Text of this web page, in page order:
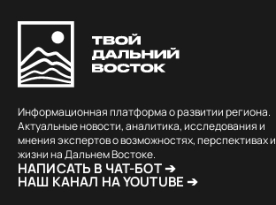
Информационная платформа о развитии региона.
Актуальные новости, аналитика, исследования и
мнения экспертов о возможностях, перспективах и
жизни на Дальнем Востоке.
НАПИСАТЬ В ЧАТ-БОТ ➔
НАШ КАНАЛ НА YOUTUBE ➔